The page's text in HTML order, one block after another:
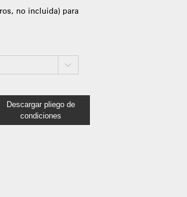
no incluida) para
Descargar pliego de
condiciones